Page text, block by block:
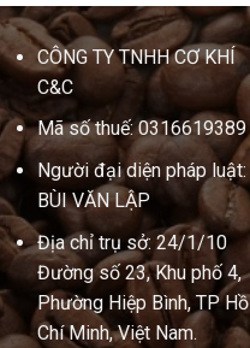
CÔNG TY TNHH CƠ KHÍ
C&C
Mã số thuế: 0316619389
Người đại diện pháp luật:
BÙI VĂN LẬP
Địa chỉ trụ sở: 24/1/10
Đường số 23, Khu phố 4,
Phường Hiệp Bình, TP Hồ
Chí Minh, Việt Nam.